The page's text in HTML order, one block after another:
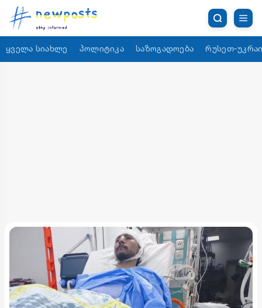
ყველა სიახლე პოლიტიკა საზოგადოება რუსეთ-